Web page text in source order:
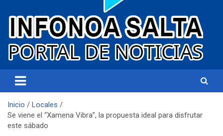
Infonoa Salta
Inicio
Locales
Se viene el “Xamena Vibra”, la propuesta ideal para disfrutar
este sábado